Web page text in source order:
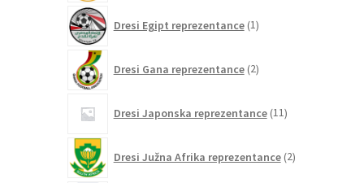
Dresi Egipt reprezentance 1izdelek
Dresi Gana reprezentance 2izdelka
Dresi Japonska reprezentance 11izdelkov
Dresi Južna Afrika reprezentance 2izdelka